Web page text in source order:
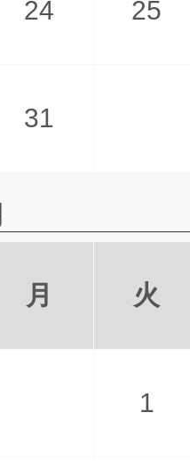
24 25
31
月 火
1